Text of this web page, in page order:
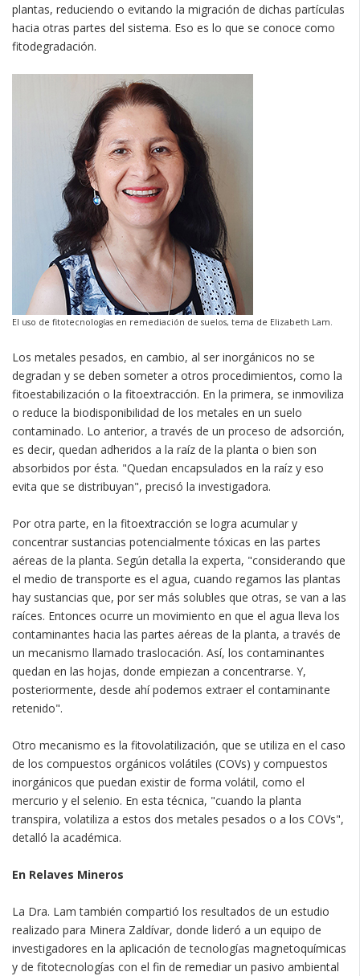
plantas, reduciendo o evitando la migración de dichas partículas
hacia otras partes del sistema. Eso es lo que se conoce como
fitodegradación.
El uso de fitotecnologías en remediación de suelos, tema de Elizabeth Lam.
Los metales pesados, en cambio, al ser inorgánicos no se
degradan y se deben someter a otros procedimientos, como la
fitoestabilización o la fitoextracción. En la primera, se inmoviliza
o reduce la biodisponibilidad de los metales en un suelo
contaminado. Lo anterior, a través de un proceso de adsorción,
es decir, quedan adheridos a la raíz de la planta o bien son
absorbidos por ésta. "Quedan encapsulados en la raíz y eso
evita que se distribuyan", precisó la investigadora.
Por otra parte, en la fitoextracción se logra acumular y
concentrar sustancias potencialmente tóxicas en las partes
aéreas de la planta. Según detalla la experta, "considerando que
el medio de transporte es el agua, cuando regamos las plantas
hay sustancias que, por ser más solubles que otras, se van a las
raíces. Entonces ocurre un movimiento en que el agua lleva los
contaminantes hacia las partes aéreas de la planta, a través de
un mecanismo llamado traslocación. Así, los contaminantes
quedan en las hojas, donde empiezan a concentrarse. Y,
posteriormente, desde ahí podemos extraer el contaminante
retenido".
Otro mecanismo es la fitovolatilización, que se utiliza en el caso
de los compuestos orgánicos volátiles (COVs) y compuestos
inorgánicos que puedan existir de forma volátil, como el
mercurio y el selenio. En esta técnica, "cuando la planta
transpira, volatiliza a estos dos metales pesados o a los COVs",
detalló la académica.
En Relaves Mineros
La Dra. Lam también compartió los resultados de un estudio
realizado para Minera Zaldívar, donde lideró a un equipo de
investigadores en la aplicación de tecnologías magnetoquímicas
y de fitotecnologías con el fin de remediar un pasivo ambiental